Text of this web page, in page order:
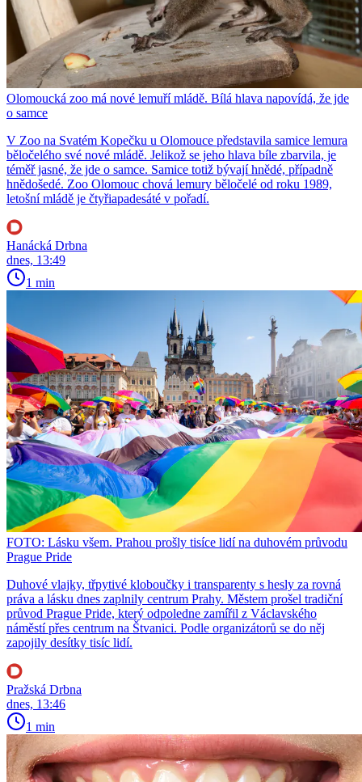
Olomoucká zoo má nové lemuří mládě. Bílá hlava napovídá, že jde
o samce
V Zoo na Svatém Kopečku u Olomouce představila samice lemura
běločelého své nové mládě. Jelikož se jeho hlava bíle zbarvila, je
téměř jasné, že jde o samce. Samice totiž bývají hnědé, případně
hnědošedé. Zoo Olomouc chová lemury běločelé od roku 1989,
letošní mládě je čtyřiapadesáté v pořadí.
Hanácká Drbna
dnes, 13:49
1 min
FOTO: Lásku všem. Prahou prošly tisíce lidí na duhovém průvodu
Prague Pride
Duhové vlajky, třpytivé kloboučky i transparenty s hesly za rovná
práva a lásku dnes zaplnily centrum Prahy. Městem prošel tradiční
průvod Prague Pride, který odpoledne zamířil z Václavského
náměstí přes centrum na Štvanici. Podle organizátorů se do něj
zapojily desítky tisíc lidí.
Pražská Drbna
dnes, 13:46
1 min